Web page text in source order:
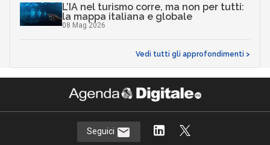
L’IA nel turismo corre, ma non per tutti:
la mappa italiana e globale
08 Mag 2026
Vedi tutti gli approfondimenti >
Seguici